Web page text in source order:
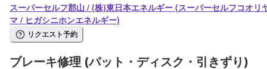
スーパーセルフ郡山 / (株)東日本エネルギー (スーパーセルフコオリ
マ / ヒガシニホンエネルギー)
リクエスト予約
ブレーキ修理 (パット・ディスク・引きずり)